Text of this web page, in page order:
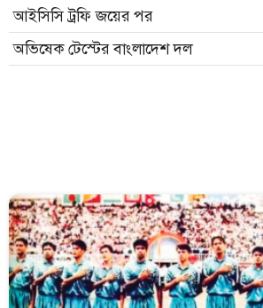
আইসিসি ট্রফি জয়ের পর
অভিষেক টেস্টের বাংলাদেশ দল